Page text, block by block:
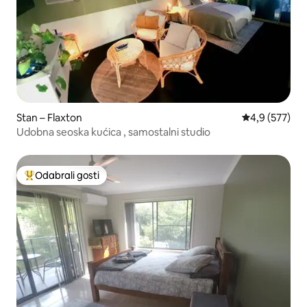
Stan – Flaxton Prosječna
4,9 (577)
Udobna seoska kućica , samostalni studio
Među najviše rangiranima s oznakom „Odabrali gosti”
Odabrali gosti